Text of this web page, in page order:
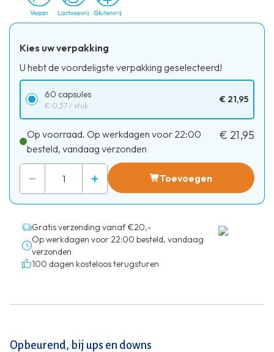
Kies uw verpakking
U hebt de voordeligste verpakking geselecteerd!
60 capsules
€ 0,37 / stuk
€ 21,95
Op voorraad. Op werkdagen voor 22:00
besteld, vandaag verzonden
€ 21,95
Toevoegen
Gratis verzending vanaf €20,-
Op werkdagen voor 22:00 besteld, vandaag
verzonden
100 dagen kosteloos terugsturen
Opbeurend, bij ups en downs